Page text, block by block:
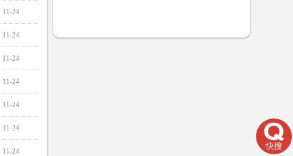
11-24
11-24
11-24
11-24
11-24
11-24
11-24
快搜